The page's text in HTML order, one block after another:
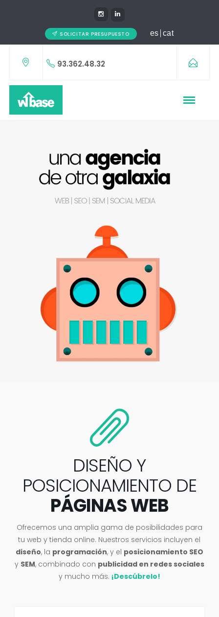
SOLICITAR PRESUPUESTO es cat
93.362.48.32
DISEÑO Y
POSICIONAMIENTO DE
PÁGINAS WEB
Ofrecemos una amplia gama de posibilidades para
tu web y tienda online. Nuestros servicios incluyen el
diseño, la programación, y el posicionamiento SEO
y SEM, combinado con publicidad en redes sociales
y mucho más. ¡Descúbrelo!